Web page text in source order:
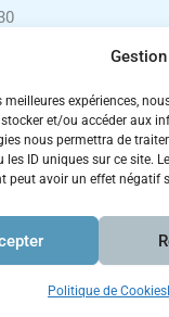
meilleures expériences,
et/ou accéder aux
nous permettra de
ID uniques sur ce site.
peut avoir un effet négatif
Politique de Cookies
16h
sur
fériés.